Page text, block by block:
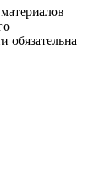
обязательна